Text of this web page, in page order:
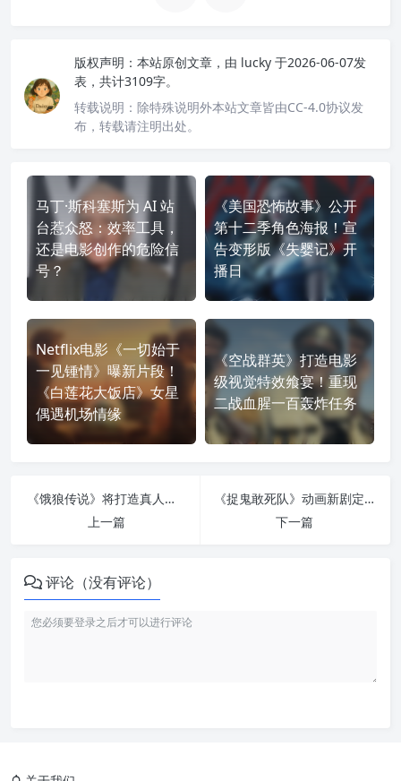
版权声明： 本站原创文章，由 lucky 于2026-06-07发
表，共计3109字。
转载说明： 除特殊说明外本站文章皆由CC-4.0协议发
布，转载请注明出处。
马丁·斯科塞斯为 AI 站
台惹众怒：效率工具，
还是电影创作的危险信
号？
《美国恐怖故事》公开
第十二季角色海报！宣
告变形版《失婴记》开
播日
Netflix电影《一切始于
一见锺情》曝新片段！
《白莲花大饭店》女星
偶遇机场情缘
《空战群英》打造电影
级视觉特效飨宴！重现
二战血腥一百轰炸任务
《饿狼传说》将打造真人电影与动画剧集，反派吉斯也要拍外传？
上一篇
《捉鬼敢死队》动画新剧定名《夜班任务》：经典总部前揭晓，明年登陆 Netflix
下一篇
评论（没有评论）